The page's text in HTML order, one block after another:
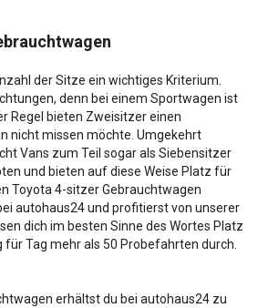
der Sitze ein wichtiges Kriterium.
denn bei einem Sportwagen ist
Regel bieten Zweisitzer einen
nicht missen möchte. Umgekehrt
Vans zum Teil sogar als Siebensitzer
und bieten auf diese Weise Platz für
Toyota 4-sitzer Gebrauchtwagen
autohaus24 und profitierst von unserer
dich im besten Sinne des Wortes Platz
Tag mehr als 50 Probefahrten durch.
erhältst du bei autohaus24 zu